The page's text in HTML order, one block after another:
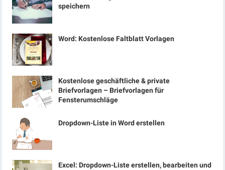
speichern
Word: Kostenlose Faltblatt Vorlagen
Kostenlose geschäftliche & private
Briefvorlagen – Briefvorlagen für
Fensterumschläge
Dropdown-Liste in Word erstellen
Excel: Dropdown-Liste erstellen, bearbeiten und